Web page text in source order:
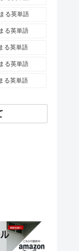
る英単語
る英単語
る英単語
る英単語
る英単語